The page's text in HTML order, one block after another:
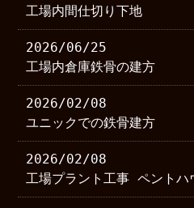
工場内間仕切り下地
2026/06/25
工場内倉庫鉄骨の建方
2026/02/08
ユニックでの鉄骨建方
2026/02/08
工場プラント工事 ペントハ